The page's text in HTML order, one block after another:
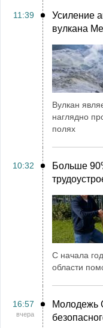
11:39
Усиление
вулкана
Вулкан
наглядно
полях
10:32
Больше
С начала
области
16:57
вчера
Молодежь